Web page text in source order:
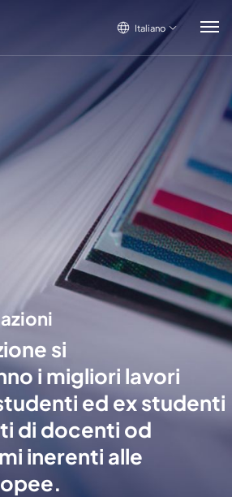
Italiano
English
Italiano
si
i migliori lavori
ed ex studenti
di docenti od
inerenti alle